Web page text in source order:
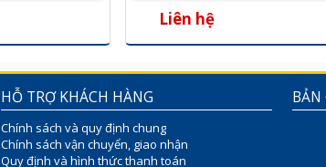
Liên hệ
HỖ TRỢ KHÁCH HÀNG
Chính sách và quy định chung
Chính sách vận chuyển, giao nhận
Quy định và hình thức thanh toán